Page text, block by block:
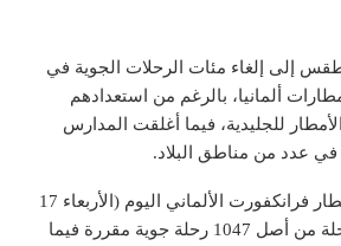
إلى إلغاء مئات الرحلات الجوية في
ألمانيا، بالرغم من استعدادهم
للجليدية، فيما أغلقت المدارس
عدد من مناطق البلاد.
وقالت المتحدثة بإسم مطار فرانكفورت الألماني اليوم (الأربعاء 17
يناير) إنه تم إلغاء 570 رحلة من أصل 1047 رحلة جوية مقررة فيما